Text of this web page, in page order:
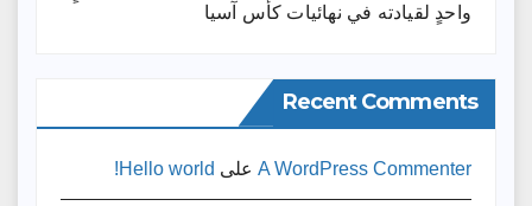
واحدٍ لقيادته ​في نهائيات كأس آسيا
Recent Comments
A WordPress Commenter على Hello world!